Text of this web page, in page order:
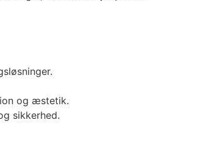
og æstetik.
sikkerhed.